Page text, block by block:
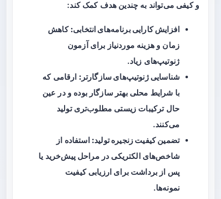
و کیفی می‌تواند به چندین هدف کمک کند:
افزایش کارایی برنامه‌های انتخابی: کاهش
زمان و هزینه موردنیاز برای آزمون
ژنوتیپ‌های زیاد.
شناسایی ژنوتیپ‌های سازگارتر: ارقامی که
با شرایط محلی بهتر سازگار بوده و در عین
حال ترکیبات زیستی مطلوب‌تری تولید
می‌کنند.
تضمین کیفیت زنجیره تولید: استفاده از
شاخص‌های الکتریکی در مراحل پیش‌خرید یا
پس از برداشت برای ارزیابی کیفیت
نمونه‌ها.